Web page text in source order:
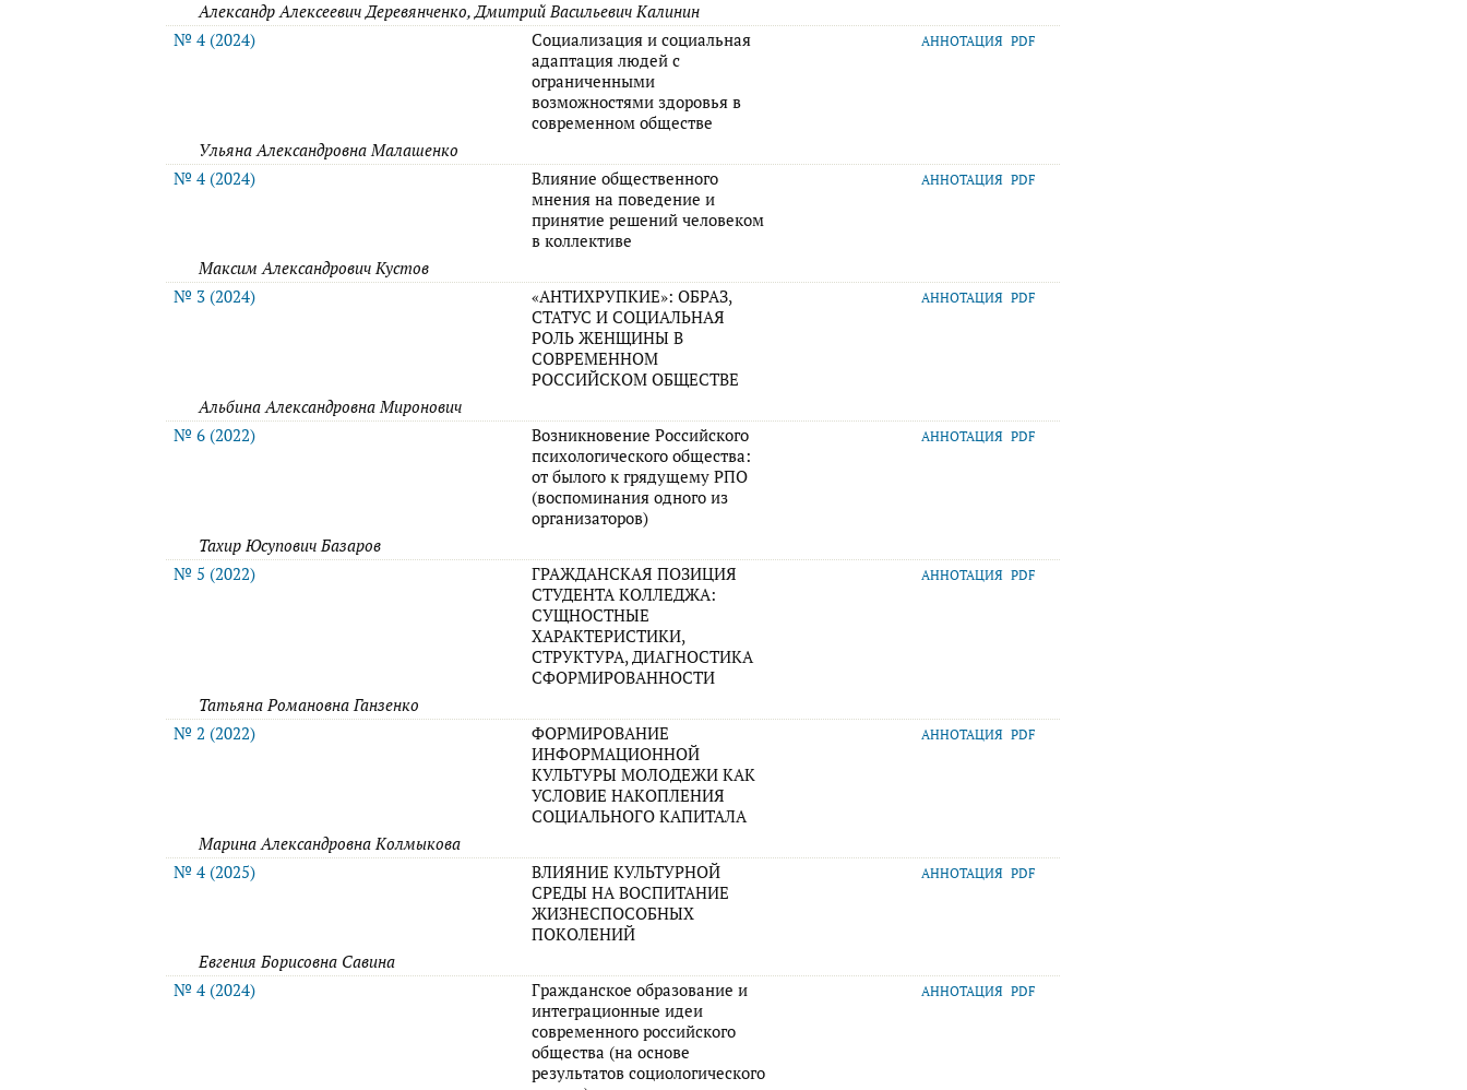
Александр Алексеевич Деревянченко, Дмитрий Васильевич Калинин
№ 4 (2024)
Социализация и социальная
адаптация людей с
ограниченными
возможностями здоровья в
современном обществе
АННОТАЦИЯ PDF
Ульяна Александровна Малашенко
№ 4 (2024)
Влияние общественного
мнения на поведение и
принятие решений человеком
в коллективе
АННОТАЦИЯ PDF
Максим Александрович Кустов
№ 3 (2024)
«АНТИХРУПКИЕ»: ОБРАЗ,
СТАТУС И СОЦИАЛЬНАЯ
РОЛЬ ЖЕНЩИНЫ В
СОВРЕМЕННОМ
РОССИЙСКОМ ОБЩЕСТВЕ
АННОТАЦИЯ PDF
Альбина Александровна Миронович
№ 6 (2022)
Возникновение Российского
психологического общества:
от былого к грядущему РПО
(воспоминания одного из
организаторов)
АННОТАЦИЯ PDF
Тахир Юсупович Базаров
№ 5 (2022)
ГРАЖДАНСКАЯ ПОЗИЦИЯ
СТУДЕНТА КОЛЛЕДЖА:
СУЩНОСТНЫЕ
ХАРАКТЕРИСТИКИ,
СТРУКТУРА, ДИАГНОСТИКА
СФОРМИРОВАННОСТИ
АННОТАЦИЯ PDF
Татьяна Романовна Ганзенко
№ 2 (2022)
ФОРМИРОВАНИЕ
ИНФОРМАЦИОННОЙ
КУЛЬТУРЫ МОЛОДЕЖИ КАК
УСЛОВИЕ НАКОПЛЕНИЯ
СОЦИАЛЬНОГО КАПИТАЛА
АННОТАЦИЯ PDF
Марина Александровна Колмыкова
№ 4 (2025)
ВЛИЯНИЕ КУЛЬТУРНОЙ
СРЕДЫ НА ВОСПИТАНИЕ
ЖИЗНЕСПОСОБНЫХ
ПОКОЛЕНИЙ
АННОТАЦИЯ PDF
Евгения Борисовна Савина
№ 4 (2024)
Гражданское образование и
интеграционные идеи
современного российского
общества (на основе
результатов социологического
АННОТАЦИЯ PDF